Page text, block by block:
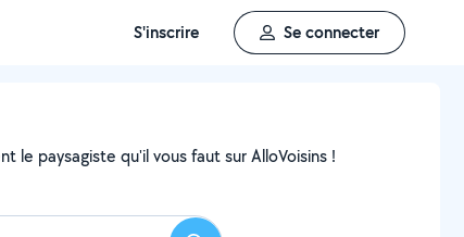
S'inscrire Se connecter
le paysagiste qu'il vous faut sur AlloVoisins !